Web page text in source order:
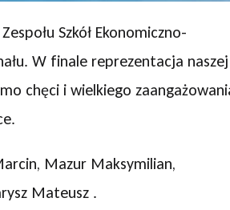
Szkół Ekonomiczno-
W finale reprezentacja naszej
chęci i wielkiego
Mazur Maksymilian,
Mateusz .